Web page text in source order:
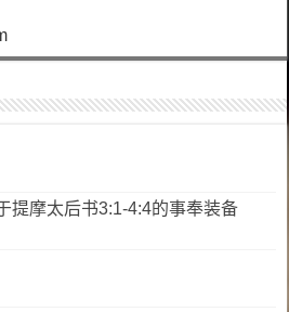
摩太后书3:1-4:4的事奉装备